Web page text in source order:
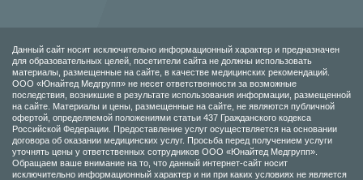
Данный сайт носит исключительно информационный характер и предназначен
для образовательных целей, посетители сайта не должны использовать
материалы, размещенные на сайте, в качестве медицинских рекомендаций.
ООО «Юнайтед Медгрупп» не несет ответственности за возможные
последствия, возникшие в результате использования информации, размещенной
на сайте. Материалы и цены, размещенные на сайте, не являются публичной
офертой, определяемой положениями статьи 437 Гражданского кодекса
Российской Федерации. Предоставление услуг осуществляется на основании
договора об оказании медицинских услуг. Просьба перед получением услуги
уточнять цены у ответственных сотрудников ООО «Юнайтед Медгрупп».
Обращаем ваше внимание на то, что данный интернет-сайт носит
исключительно информационный характер и ни при каких условиях не является